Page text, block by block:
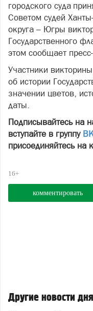
городского суда
Советом судей
округа – Югры
Государственного
этом сообщает
Участники
об истории
значении цветов,
даты.
Подписывайтесь на
вступайте в группу
присоединяйтесь на
16+
комментировать
Другие новости дня